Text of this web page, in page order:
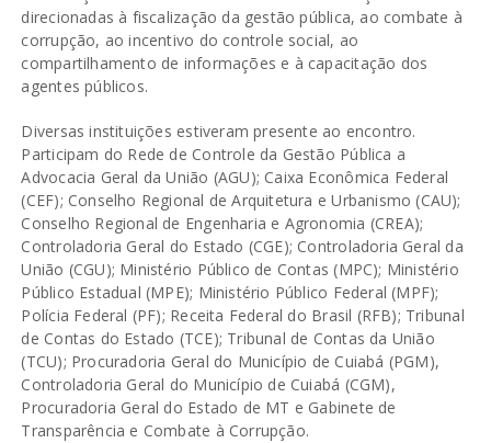
direcionadas à fiscalização da gestão pública, ao combate à
corrupção, ao incentivo do controle social, ao
compartilhamento de informações e à capacitação dos
agentes públicos.
Diversas instituições estiveram presente ao encontro.
Participam do Rede de Controle da Gestão Pública a
Advocacia Geral da União (AGU); Caixa Econômica Federal
(CEF); Conselho Regional de Arquitetura e Urbanismo (CAU);
Conselho Regional de Engenharia e Agronomia (CREA);
Controladoria Geral do Estado (CGE); Controladoria Geral da
União (CGU); Ministério Público de Contas (MPC); Ministério
Público Estadual (MPE); Ministério Público Federal (MPF);
Polícia Federal (PF); Receita Federal do Brasil (RFB); Tribunal
de Contas do Estado (TCE); Tribunal de Contas da União
(TCU); Procuradoria Geral do Município de Cuiabá (PGM),
Controladoria Geral do Município de Cuiabá (CGM),
Procuradoria Geral do Estado de MT e Gabinete de
Transparência e Combate à Corrupção.